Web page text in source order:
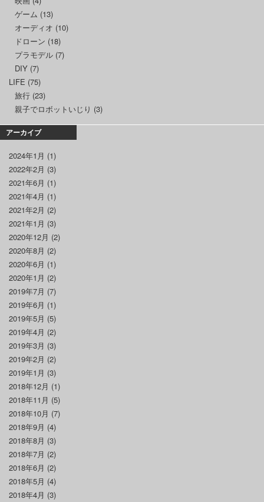
ゲーム (13)
オーディオ (10)
ドローン (18)
プラモデル (7)
DIY (7)
LIFE (75)
旅行 (23)
親子でロボットいじり (3)
アーカイブ
2024年1月 (1)
2022年2月 (3)
2021年6月 (1)
2021年4月 (1)
2021年2月 (2)
2021年1月 (3)
2020年12月 (2)
2020年8月 (2)
2020年6月 (1)
2020年1月 (2)
2019年7月 (7)
2019年6月 (1)
2019年5月 (5)
2019年4月 (2)
2019年3月 (3)
2019年2月 (2)
2019年1月 (3)
2018年12月 (1)
2018年11月 (5)
2018年10月 (7)
2018年9月 (4)
2018年8月 (3)
2018年7月 (2)
2018年6月 (2)
2018年5月 (4)
2018年4月 (3)